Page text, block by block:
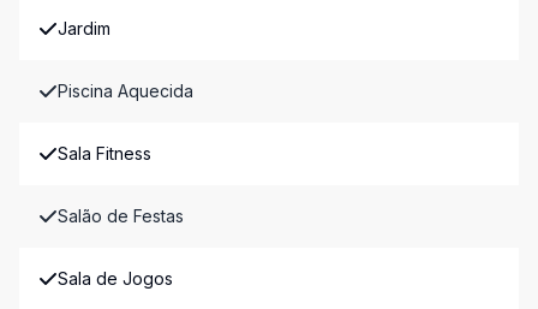
Jardim
Piscina Aquecida
Sala Fitness
Salão de Festas
Sala de Jogos